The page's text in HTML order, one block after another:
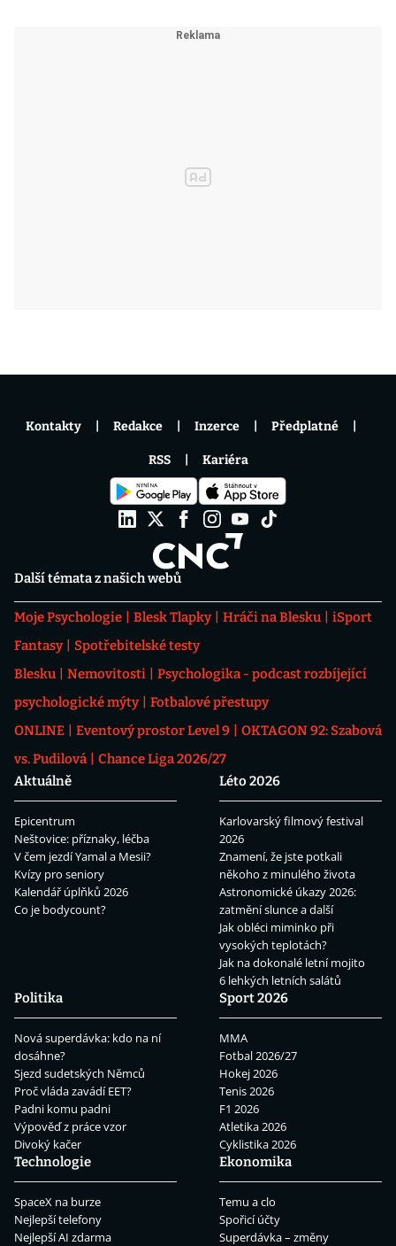
Další témata z našich webů
Moje Psychologie Blesk Tlapky Hráči na Blesku
iSport
Fantasy
Spotřebitelské testy
Blesku
Nemovitosti
Psychologika - podcast rozbíjející
psychologické mýty
Fotbalové přestupy
ONLINE
Eventový prostor Level 9
OKTAGON 92: Szabová
vs. Pudilová
Chance Liga 2026/27
Aktuálně
Epicentrum
Neštovice: příznaky, léčba
V čem jezdí Yamal a Mesii?
Kvízy pro seniory
Kalendář úplňků 2026
Co je bodycount?
Léto 2026
Karlovarský filmový festival
2026
Znamení, že jste potkali
někoho z minulého života
Astronomické úkazy 2026:
zatmění slunce a další
Jak obléci miminko při
vysokých teplotách?
Jak na dokonalé letní mojito
6 lehkých letních salátů
Politika
Nová superdávka: kdo na ní
dosáhne?
Sjezd sudetských Němců
Proč vláda zavádí EET?
Padni komu padni
Výpověď z práce vzor
Divoký kačer
Sport 2026
MMA
Fotbal 2026/27
Hokej 2026
Tenis 2026
F1 2026
Atletika 2026
Cyklistika 2026
Technologie
SpaceX na burze
Nejlepší telefony
Nejlepší AI zdarma
Ekonomika
Temu a clo
Spořicí účty
Superdávka – změny
Kontakty Redakce Inzerce Předplatné
RSS Kariéra